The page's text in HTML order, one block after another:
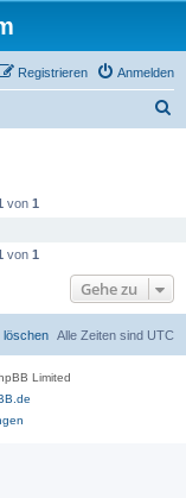
Anmelden
Registrieren
von 1
von 1
Gehe zu
Alle Zeiten sind UTC
löschen
Limited